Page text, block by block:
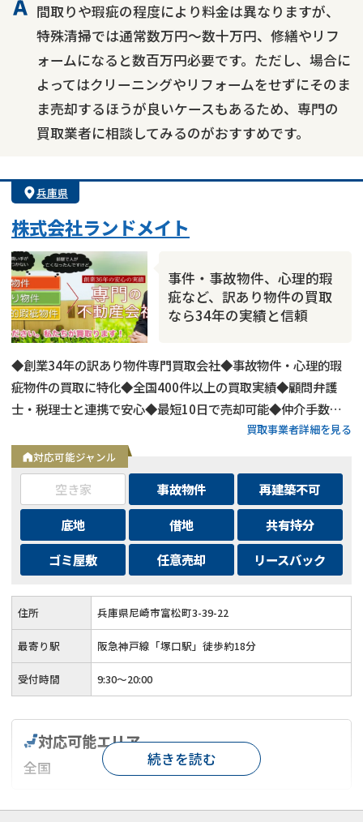
間取りや瑕疵の程度により料金は異なりますが、
特殊清掃では通常数万円～数十万円、修繕やリフ
ォームになると数百万円必要です。ただし、場合に
よってはクリーニングやリフォームをせずにそのま
ま売却するほうが良いケースもあるため、専門の
買取業者に相談してみるのがおすすめです。
兵庫県
株式会社ランドメイト
事件・事故物件、心理的瑕
疵など、訳あり物件の買取
なら34年の実績と信頼
◆創業34年の訳あり物件専門買取会社◆事故物件・心理的瑕
疵物件の買取に特化◆全国400件以上の買取実績◆顧問弁護
士・税理士と連携で安心◆最短10日で売却可能◆仲介手数
料・諸費用も会社負担◆不要物撤去費用も無料◆リースバック
にも対応◆現地調査・査定は無料
買取事業者詳細を見る
対応可能ジャンル
空き家 事故物件
再建築不可
底地
借地
共有持分
ゴミ屋敷
任意売却 リースバック
住所 兵庫県尼崎市富松町3-39-22
最寄り駅 阪急神戸線「塚口駅」徒歩約18分
受付時間 9:30～20:00
対応可能エリア
全国
対応が親身 オンライン面談可能
レスポンスが早い
続きを読む